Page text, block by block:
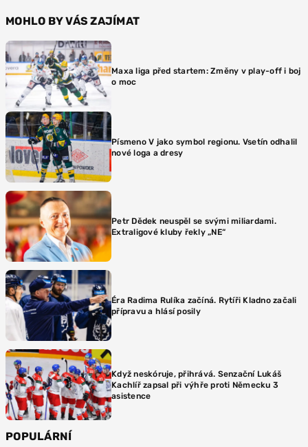
MOHLO BY VÁS ZAJÍMAT
Maxa liga před startem: Změny v play-off i boj
o moc
Písmeno V jako symbol regionu. Vsetín odhalil
nové loga a dresy
Petr Dědek neuspěl se svými miliardami.
Extraligové kluby řekly „NE“
Éra Radima Rulíka začíná. Rytíři Kladno začali
přípravu a hlásí posily
Když neskóruje, přihrává. Senzační Lukáš
Kachlíř zapsal při výhře proti Německu 3
asistence
POPULÁRNÍ